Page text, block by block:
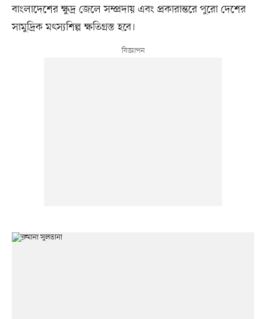
বাংলাদেশের ক্ষুদ্র জেলে সম্প্রদায় এবং প্রকারান্তরে পুরো দেশের
সামুদ্রিক মৎস্যশিল্প ক্ষতিগ্রস্ত হবে।